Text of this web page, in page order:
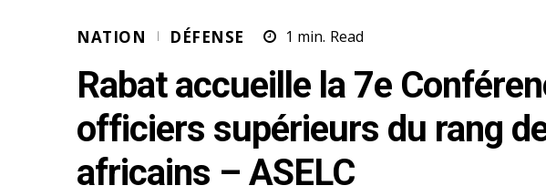
NATION DÉFENSE 1 min. Read
Rabat accueille la 7e
officiers supérieurs du rang
africains – ASELC